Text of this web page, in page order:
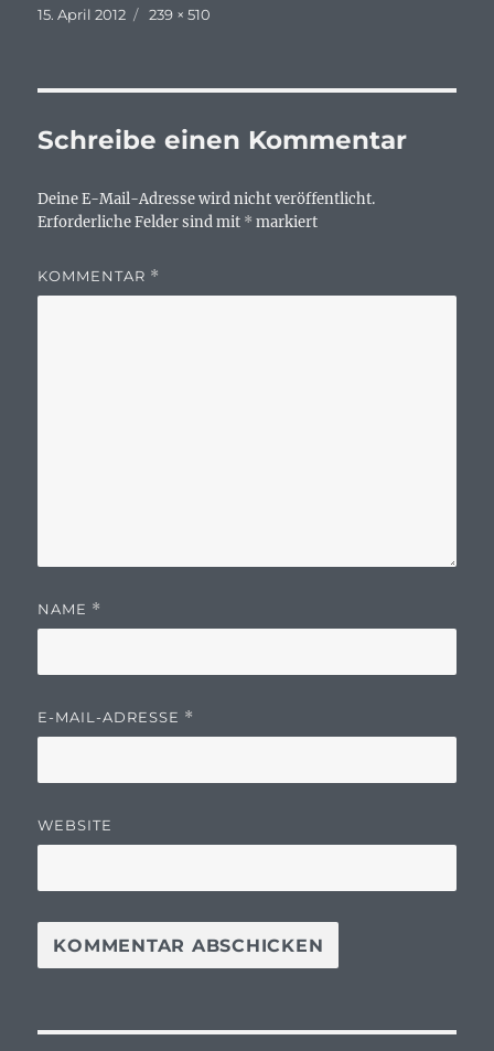
Veröffentlicht
15. April 2012 Originalgröße
239 × 510
Schreibe einen Kommentar
Deine E-Mail-Adresse wird nicht veröffentlicht.
Erforderliche Felder sind mit * markiert
KOMMENTAR *
NAME *
E-MAIL-ADRESSE *
WEBSITE